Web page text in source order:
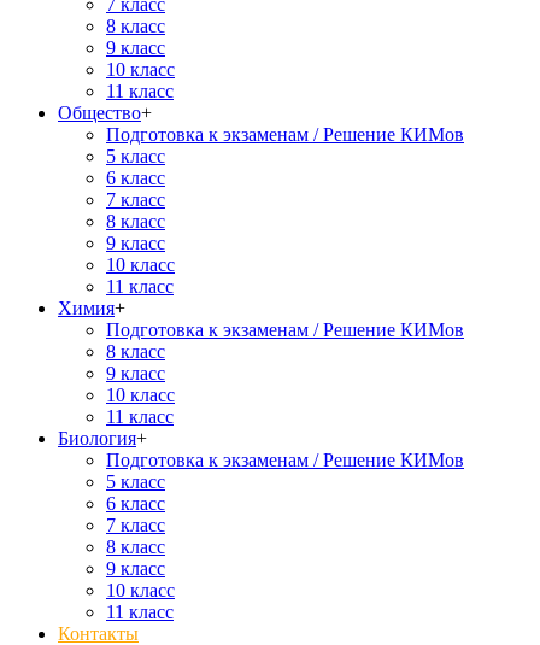
7 класс
8 класс
9 класс
10 класс
11 класс
Общество+
Подготовка к экзаменам / Решение КИМов
5 класс
6 класс
7 класс
8 класс
9 класс
10 класс
11 класс
Химия+
Подготовка к экзаменам / Решение КИМов
8 класс
9 класс
10 класс
11 класс
Биология+
Подготовка к экзаменам / Решение КИМов
5 класс
6 класс
7 класс
8 класс
9 класс
10 класс
11 класс
Контакты